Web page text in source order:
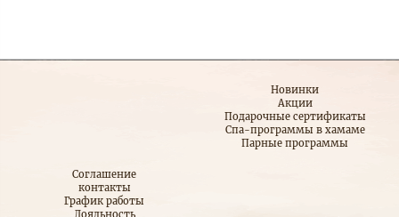
Новинки
Акции
Подарочные сертификаты
Спа-программы в хамаме
Парные программы
Соглашение
контакты
График работы